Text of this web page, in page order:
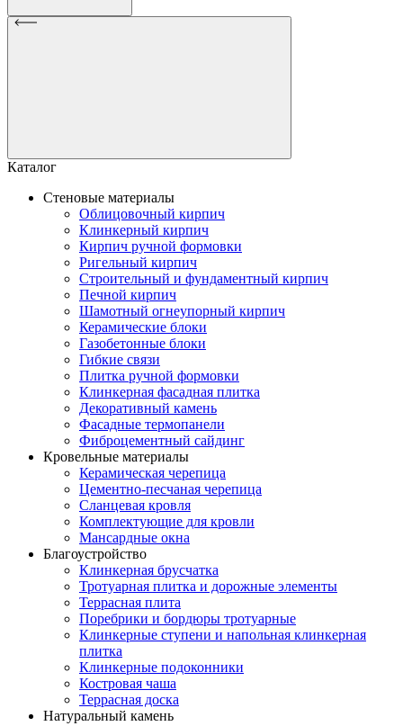
Каталог
Стеновые материалы
Облицовочный кирпич
Клинкерный кирпич
Кирпич ручной формовки
Ригельный кирпич
Строительный и фундаментный кирпич
Печной кирпич
Шамотный огнеупорный кирпич
Керамические блоки
Газобетонные блоки
Гибкие связи
Плитка ручной формовки
Клинкерная фасадная плитка
Декоративный камень
Фасадные термопанели
Фиброцементный сайдинг
Кровельные материалы
Керамическая черепица
Цементно-песчаная черепица
Сланцевая кровля
Комплектующие для кровли
Мансардные окна
Благоустройство
Клинкерная брусчатка
Тротуарная плитка и дорожные элементы
Террасная плита
Поребрики и бордюры тротуарные
Клинкерные ступени и напольная клинкерная
плитка
Клинкерные подоконники
Костровая чаша
Террасная доска
Натуральный камень